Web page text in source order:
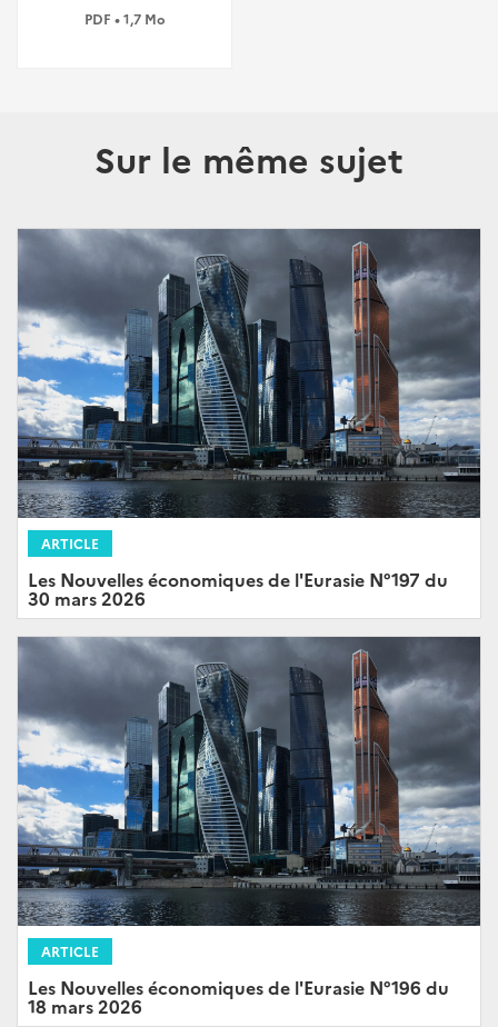
PDF • 1,7 Mo
Sur le même sujet
ARTICLE
Les Nouvelles économiques de l'Eurasie N°197 du
30 mars 2026
ARTICLE
Les Nouvelles économiques de l'Eurasie N°196 du
18 mars 2026